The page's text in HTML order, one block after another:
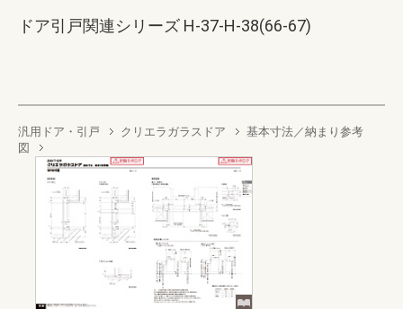
ドア引戸関連シリーズ H-37-H-38(66-67)
汎用ドア・引戸 クリエラガラスドア
基本寸法／納まり参考
図